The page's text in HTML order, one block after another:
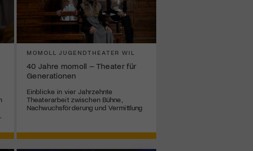
MOMOLL JUGENDTHEATER WIL
40 Jahre momoll – Theater für
Generationen
Einblicke in vier Jahrzehnte
Theaterarbeit zwischen Bühne,
Nachwuchsförderung und Vermittlung